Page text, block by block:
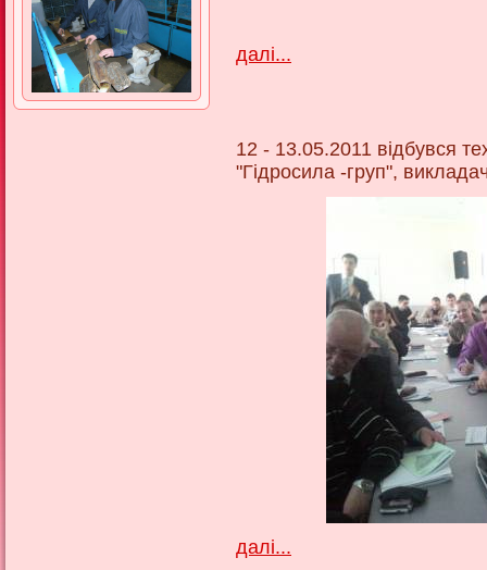
далі...
12 - 13.05.2011 відбувся
"Гідросила -груп",
далі...